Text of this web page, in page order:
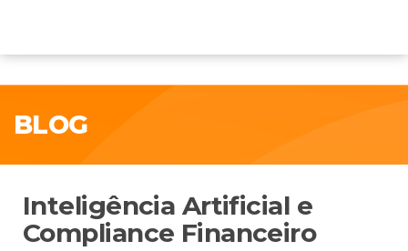
BLOG
Inteligência Artificial e
Compliance Financeiro